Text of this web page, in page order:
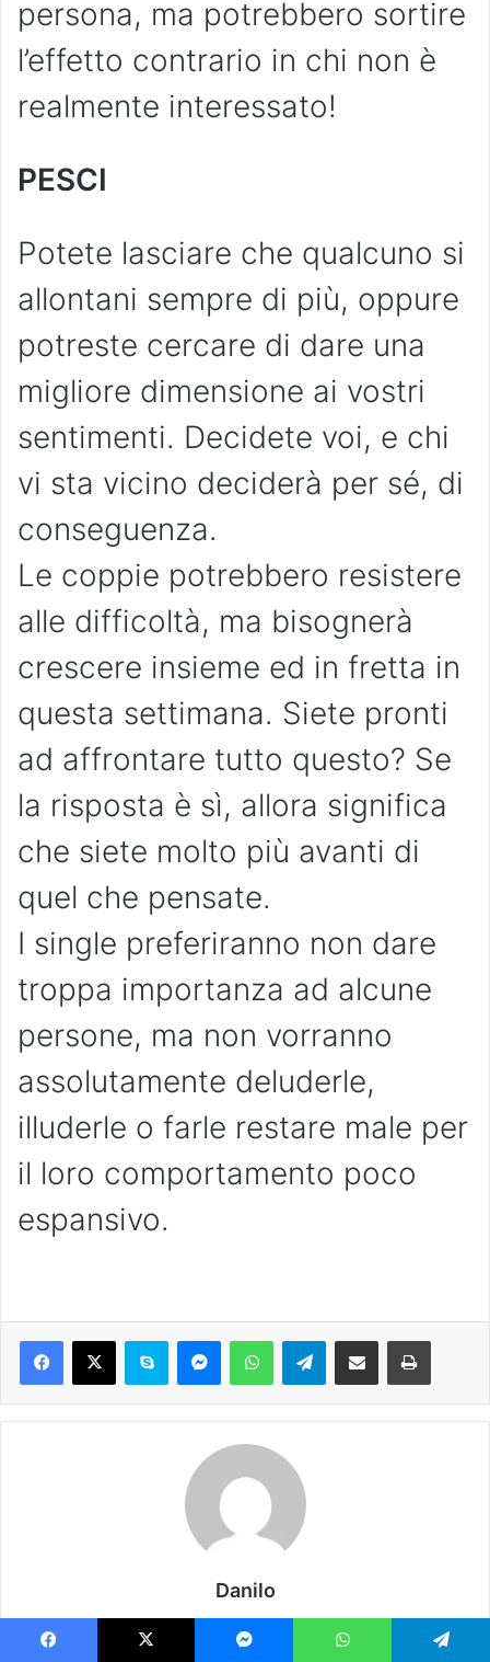
persona, ma potrebbero sortire
l’effetto contrario in chi non è
realmente interessato!
PESCI
Potete lasciare che qualcuno si
allontani sempre di più, oppure
potreste cercare di dare una
migliore dimensione ai vostri
sentimenti. Decidete voi, e chi
vi sta vicino deciderà per sé, di
conseguenza.
Le coppie potrebbero resistere
alle difficoltà, ma bisognerà
crescere insieme ed in fretta in
questa settimana. Siete pronti
ad affrontare tutto questo? Se
la risposta è sì, allora significa
che siete molto più avanti di
quel che pensate.
I single preferiranno non dare
troppa importanza ad alcune
persone, ma non vorranno
assolutamente deluderle,
illuderle o farle restare male per
il loro comportamento poco
espansivo.
Danilo